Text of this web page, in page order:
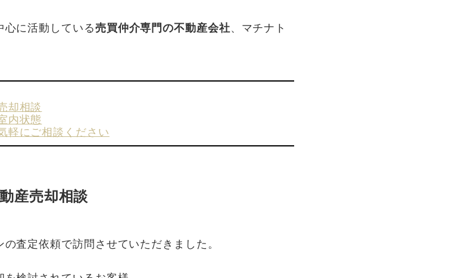
に活動している売買仲介専門の不動産会社、マチナト
却相談
内状態
軽にご相談ください
産売却相談
査定依頼で訪問させていただきました。